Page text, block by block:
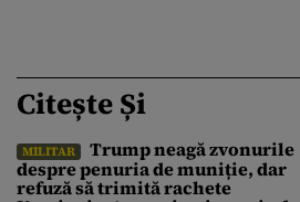
Citește Și
MILITAR
Trump neagă zvonurile
despre penuria de muniție, dar
refuză să trimită rachete